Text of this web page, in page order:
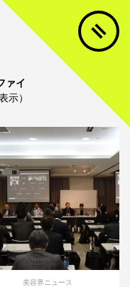
ァイ
示）
美容界ニュース